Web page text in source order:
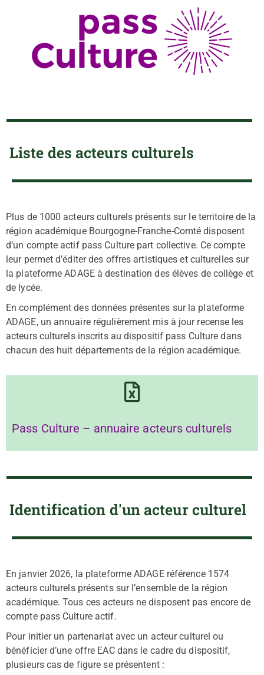
Liste des acteurs culturels
Plus de 1000 acteurs culturels présents sur le territoire de la
région académique Bourgogne-Franche-Comté disposent
d’un compte actif pass Culture part collective. Ce compte
leur permet d’éditer des offres artistiques et culturelles sur
la plateforme ADAGE à destination des élèves de collège et
de lycée.
En complément des données présentes sur la plateforme
ADAGE, un annuaire régulièrement mis à jour recense les
acteurs culturels inscrits au dispositif pass Culture dans
chacun des huit départements de la région académique.
Pass Culture – annuaire acteurs culturels
Identification d'un acteur culturel
En janvier 2026, la plateforme ADAGE référence 1574
acteurs culturels présents sur l’ensemble de la région
académique. Tous ces acteurs ne disposent pas encore de
compte pass Culture actif.
Pour initier un partenariat avec un acteur culturel ou
bénéficier d’une offre EAC dans le cadre du dispositif,
plusieurs cas de figure se présentent :